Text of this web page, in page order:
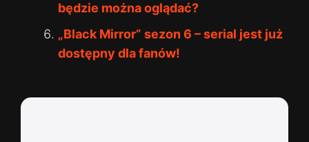
będzie można oglądać?
„Black Mirror” sezon 6 – serial jest już
dostępny dla fanów!